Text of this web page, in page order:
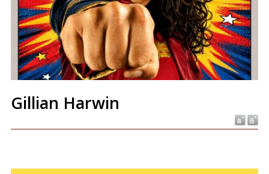
Gillian Harwin